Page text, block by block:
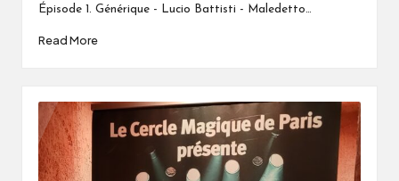
Épisode 1. Générique - Lucio Battisti - Maledetto…
Read More